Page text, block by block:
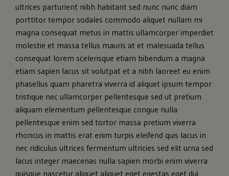
ultrices parturient nibh habitant sed nunc nunc diam
porttitor tempor sodales commodo aliquet nullam mi
magna consequat metus in mattis ullamcorper imperdiet
molestie et massa tellus mauris at et malesuada tellus
consequat lorem scelerisque etiam bibendum a magna
etiam sapien lacus sit volutpat et a nibh laoreet eu enim
phasellus quam pharetra viverra id aliquet ipsum tempor
tristique nec ullamcorper pellentesque sed ut pretium
aliquam elementum pellentesque congue nulla
pellentesque enim sed tortor massa pretium viverra
rhoncus in mattis erat enim turpis eleifend quis lacus in
nec ridiculus ultrices fermentum ultricies sed elit urna sed
lacus integer maecenas nulla sapien morbi enim viverra
quisque nascetur aliquet aliquet eget egestas eget dui